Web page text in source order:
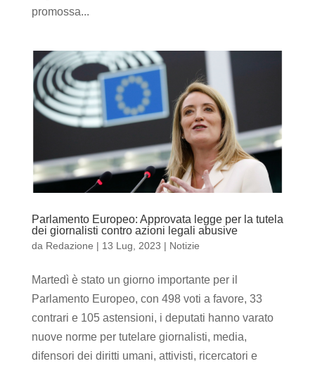
promossa...
Parlamento Europeo: Approvata legge per la tutela
dei giornalisti contro azioni legali abusive
da Redazione | 13 Lug, 2023 | Notizie
Martedì è stato un giorno importante per il
Parlamento Europeo, con 498 voti a favore, 33
contrari e 105 astensioni, i deputati hanno varato
nuove norme per tutelare giornalisti, media,
difensori dei diritti umani, attivisti, ricercatori e